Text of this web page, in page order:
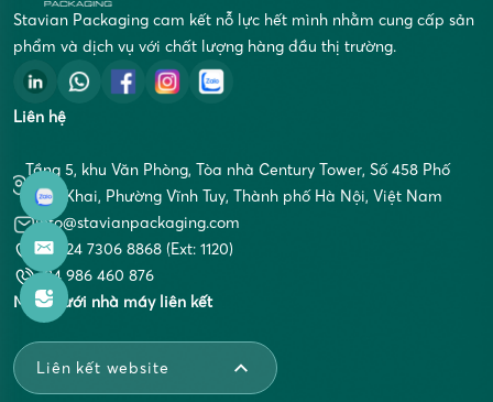
Stavian Packaging cam kết nỗ lực hết mình nhằm cung cấp sản
phẩm và dịch vụ với chất lượng hàng đầu thị trường.
Liên hệ
Tầng 5, khu Văn Phòng, Tòa nhà Century Tower, Số 458 Phố
Minh Khai, Phường Vĩnh Tuy, Thành phố Hà Nội, Việt Nam
info@stavianpackaging.com
+84 24 7306 8868 (Ext: 1120)
+84 986 460 876
Mạng lưới nhà máy liên kết
Liên kết website